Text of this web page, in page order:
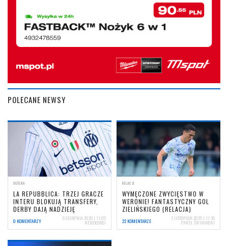
POLECANE NEWSY
OGÓLNA
LA REPUBBLICA: TRZEJ GRACZE
INTERU BLOKUJĄ TRANSFERY,
DERBY DAJĄ NADZIEJĘ
0 KOMENTARZY 6 SIERPNIA 2026 | 11:05
NERIOCORSI
RELACJE
WYMĘCZONE ZWYCIĘSTWO W
WERONIE! FANTASTYCZNY GOL
ZIELIŃSKIEGO (RELACJA)
22 KOMENTARZE 2 LISTOPADA 2025 | 11:36
PAWEŁ ŚWINARSKI